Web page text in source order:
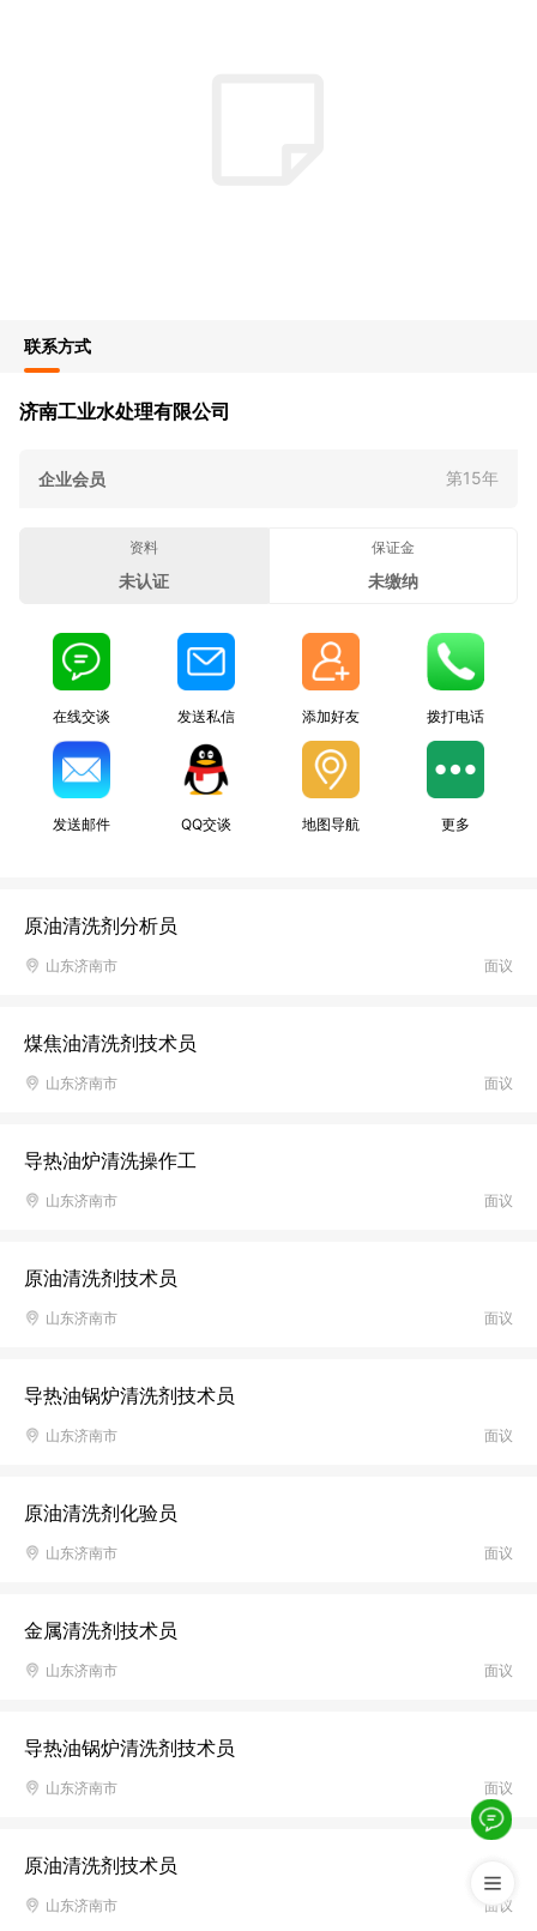
联系方式
济南工业水处理有限公司
企业会员 第15年
资料
未认证
保证金
未缴纳
在线交谈 发送私信 添加好友 拨打电话
发送邮件 QQ交谈 地图导航 更多
原油清洗剂分析员
面议
山东济南市
煤焦油清洗剂技术员
面议
山东济南市
导热油炉清洗操作工
面议
山东济南市
原油清洗剂技术员
面议
山东济南市
导热油锅炉清洗剂技术员
面议
山东济南市
原油清洗剂化验员
面议
山东济南市
金属清洗剂技术员
面议
山东济南市
导热油锅炉清洗剂技术员
面议
山东济南市
原油清洗剂技术员
面议
山东济南市